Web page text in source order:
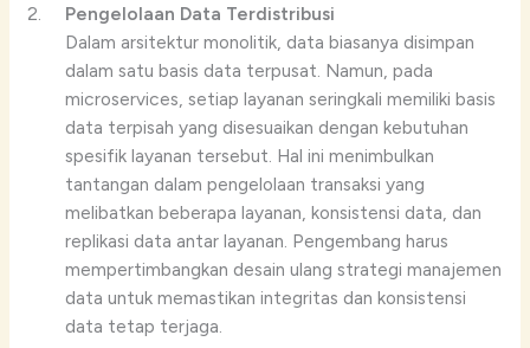
Pengelolaan Data Terdistribusi
Dalam arsitektur monolitik, data biasanya disimpan
dalam satu basis data terpusat. Namun, pada
microservices, setiap layanan seringkali memiliki basis
data terpisah yang disesuaikan dengan kebutuhan
spesifik layanan tersebut. Hal ini menimbulkan
tantangan dalam pengelolaan transaksi yang
melibatkan beberapa layanan, konsistensi data, dan
replikasi data antar layanan. Pengembang harus
mempertimbangkan desain ulang strategi manajemen
data untuk memastikan integritas dan konsistensi
data tetap terjaga.